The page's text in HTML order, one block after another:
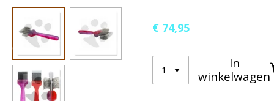
€ 74,95
In
winkelwagen